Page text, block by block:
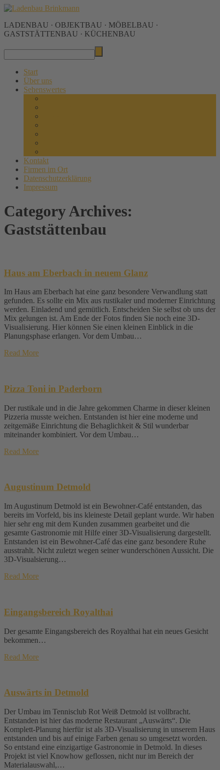
LADENBAU · OBJEKTBAU · MÖBELBAU ·
GASTSTÄTTENBAU · KÜCHENBAU
Start
Über uns
Sehenswertes
Kontakt
Firmen im Ort
Datenschutzerklärung
Impressum
Category Archives:
Gaststättenbau
Haus am Eberbach in neuem Glanz
Im Haus am Eberbach hat eine ganz besondere Verwandlung statt
gefunden. Es sollte ein Mix aus rustikaler und moderner Einrichtung
werden. Einladend und gemütlich. Entscheiden Sie selbst ob uns der
Mix gelungen ist. Am Ende der Fotos finden Sie noch eine 3D-
Visualisierung. Hier können Sie einen kleinen Einblick in die
Planungsphase erlangen. Vor dem Umbau…
Read More
Pizza Toni in Paderborn
Der rustikale und in die Jahre gekommen Charme in dieser kleinen
Pizzeria musste weichen. Entstanden ist hier eine moderne und
zeitgemäße Einrichtung die Behaglichkeit & Stil wunderbar
miteinander kombiniert. Vor dem Umbau…
Read More
Augustinum Detmold
Im Augustinum Detmold ist ein Bewohner-Café entstanden, das
bereits im Vorfeld, bis ins kleineste Detail geplant wurde. Wir haben
hier sehr eng mit dem Kunden zusammen gearbeitet und die
gesamte Gastronomie mit Hilfe einer 3D-Visualisierung dargestellt.
Entstanden ist ein Bewohner-Café das eine ganz besondere Ruhe
ausstrahlt. Nicht zuletzt wegen seiner wunderschönen Aussicht. Die
3D-Visualsierung…
Read More
Eingangsbereich Royalthai
Der gesamte Eingangsbereich des Royalthai hat ein neues Gesicht
bekommen…
Read More
Auswärts in Detmold
Der Umbau im Tennisclub Rot Weiß Detmold ist vollbracht.
Entstanden ist hier das moderne Restaurant „Auswärts“. Die
Komplett-Planung hierfür ist als 3D-Visualisierung in unserem Haus
entstanden und bis auf einige Farben genau so umgesetzt worden.
So entstand eine einzigartige Gastronomie in Detmold. In dieses
Projekt ist viel Knowhow geflossen, nicht nur im Bereich der
Materialauswahl,…